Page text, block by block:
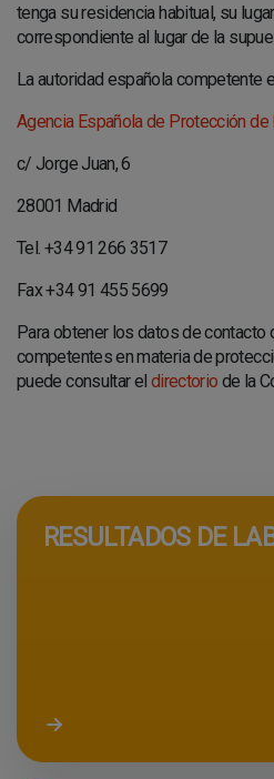
tenga su residencia habitual, su
correspondiente al lugar de la
La autoridad española competente
Agencia Española de Protección de
c/ Jorge Juan, 6
28001 Madrid
Tel. +34 91 266 3517
Fax +34 91 455 5699
Para obtener los datos de contacto
competentes en materia de
puede consultar el directorio de la
RESULTADOS DE
Acceder a resultados de